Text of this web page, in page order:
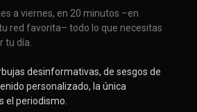
a viernes, en 20 minutos –en
red favorita– todo lo que necesitas
tu día.
desinformativas, de sesgos de
personalizado, la única
el periodismo.